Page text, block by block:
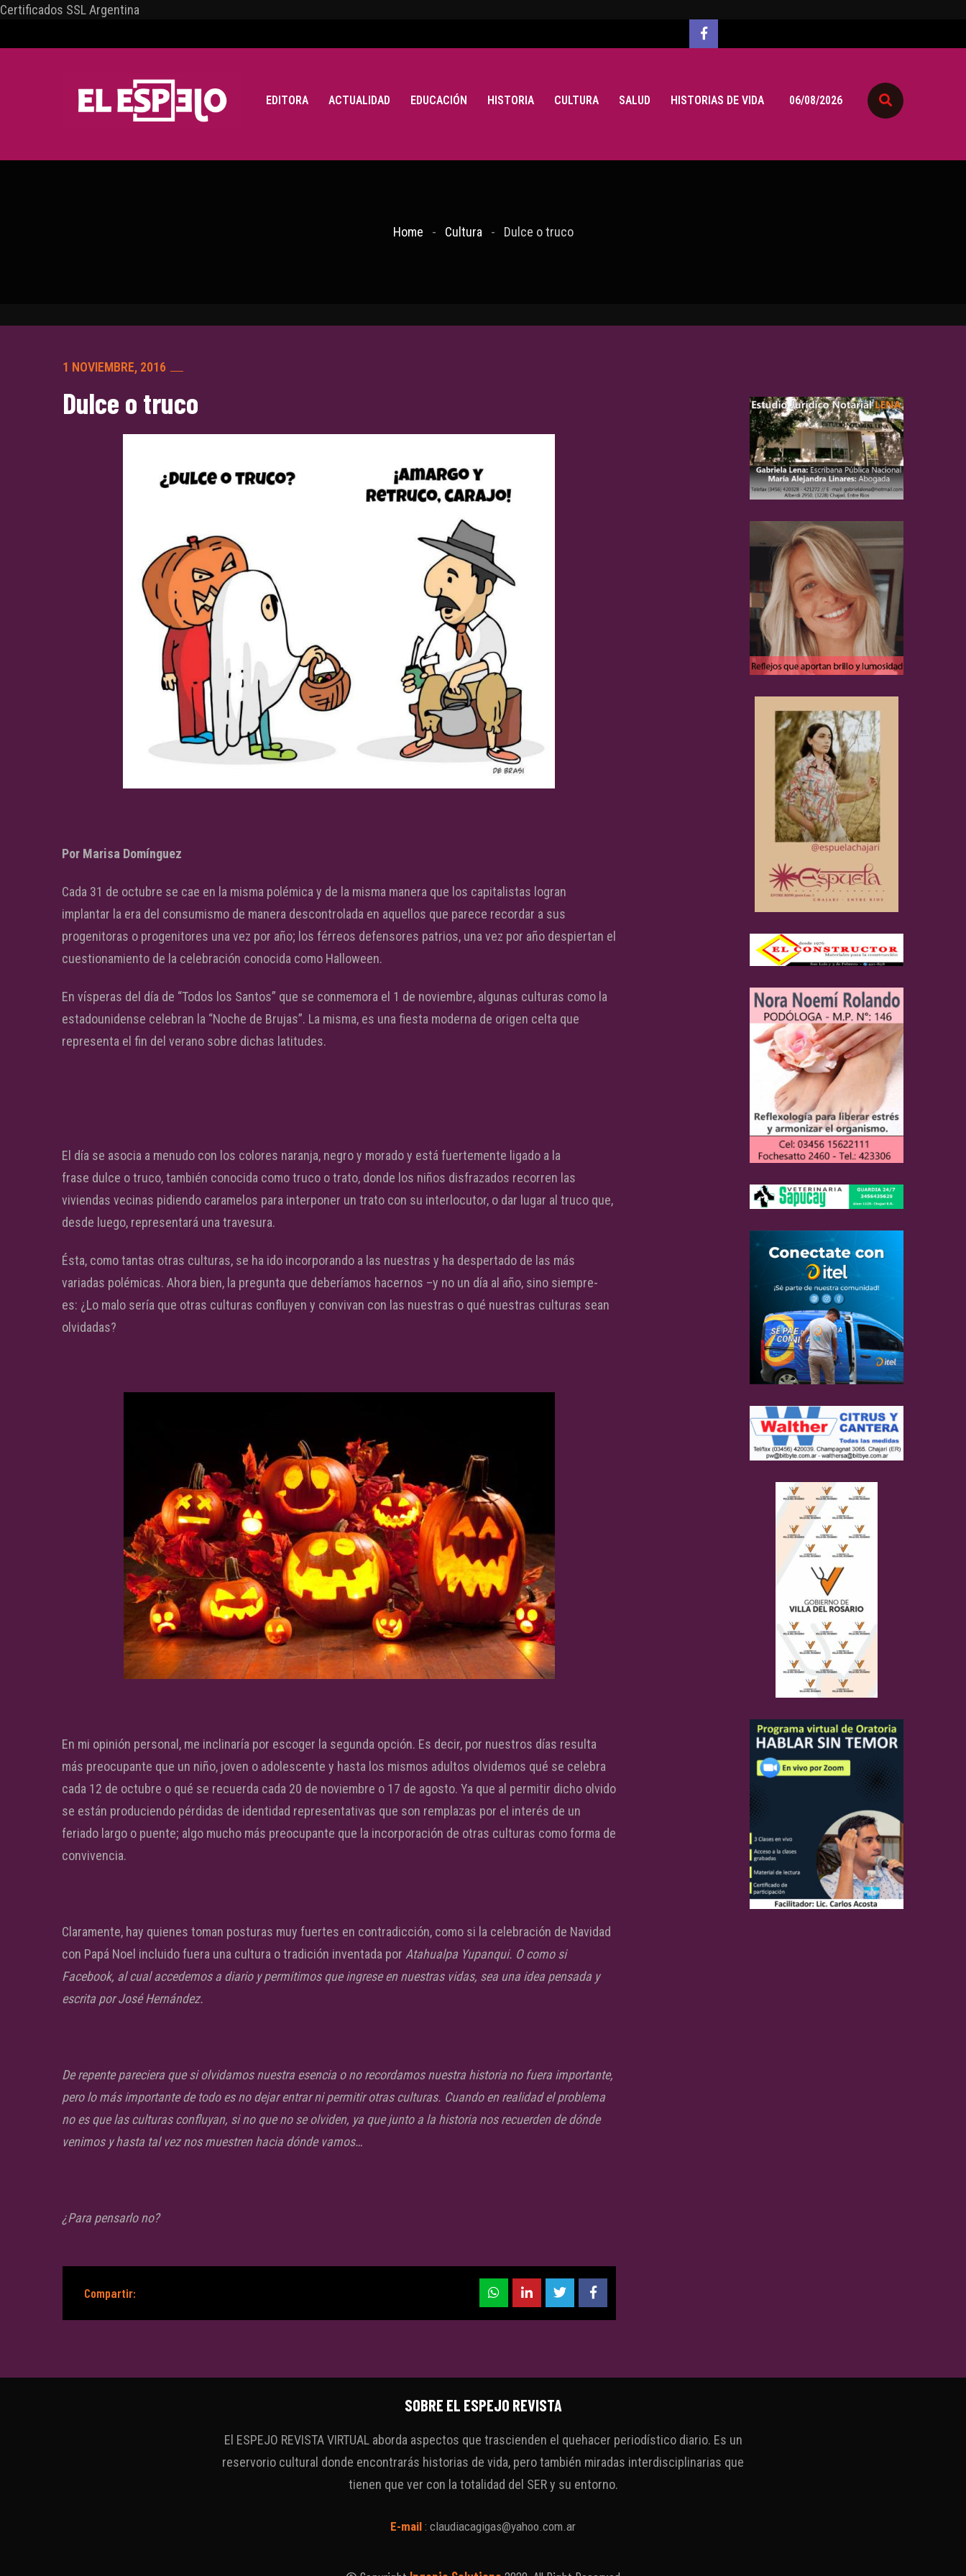
Certificados SSL Argentina
EDITORA ACTUALIDAD EDUCACIÓN HISTORIA CULTURA SALUD HISTORIAS DE VIDA 06/08/2026
Home Cultura Dulce o truco
1 NOVIEMBRE, 2016
Dulce o truco
Por Marisa Domínguez
Cada 31 de octubre se cae en la misma polémica y de la misma manera que los capitalistas logran
implantar la era del consumismo de manera descontrolada en aquellos que parece recordar a sus
progenitoras o progenitores una vez por año; los férreos defensores patrios, una vez por año despiertan el
cuestionamiento de la celebración conocida como Halloween.
En vísperas del día de “Todos los Santos” que se conmemora el 1 de noviembre, algunas culturas como la
estadounidense celebran la “Noche de Brujas”. La misma, es una fiesta moderna de origen celta que
representa el fin del verano sobre dichas latitudes.
El día se asocia a menudo con los colores naranja, negro y morado y está fuertemente ligado a la
frase dulce o truco, también conocida como truco o trato, donde los niños disfrazados recorren las
viviendas vecinas pidiendo caramelos para interponer un trato con su interlocutor, o dar lugar al truco que,
desde luego, representará una travesura.
Ésta, como tantas otras culturas, se ha ido incorporando a las nuestras y ha despertado de las más
variadas polémicas. Ahora bien, la pregunta que deberíamos hacernos –y no un día al año, sino siempre-
es: ¿Lo malo sería que otras culturas confluyen y convivan con las nuestras o qué nuestras culturas sean
olvidadas?
En mi opinión personal, me inclinaría por escoger la segunda opción. Es decir, por nuestros días resulta
más preocupante que un niño, joven o adolescente y hasta los mismos adultos olvidemos qué se celebra
cada 12 de octubre o qué se recuerda cada 20 de noviembre o 17 de agosto. Ya que al permitir dicho olvido
se están produciendo pérdidas de identidad representativas que son remplazas por el interés de un
feriado largo o puente; algo mucho más preocupante que la incorporación de otras culturas como forma de
convivencia.
Claramente, hay quienes toman posturas muy fuertes en contradicción, como si la celebración de Navidad
con Papá Noel incluido fuera una cultura o tradición inventada por Atahualpa Yupanqui. O como si
Facebook, al cual accedemos a diario y permitimos que ingrese en nuestras vidas, sea una idea pensada y
escrita por José Hernández.
De repente pareciera que si olvidamos nuestra esencia o no recordamos nuestra historia no fuera importante,
pero lo más importante de todo es no dejar entrar ni permitir otras culturas. Cuando en realidad el problema
no es que las culturas confluyan, si no que no se olviden, ya que junto a la historia nos recuerden de dónde
venimos y hasta tal vez nos muestren hacia dónde vamos…
¿Para pensarlo no?
Compartir:
SOBRE EL ESPEJO REVISTA
El ESPEJO REVISTA VIRTUAL aborda aspectos que trascienden el quehacer periodístico diario. Es un
reservorio cultural donde encontrarás historias de vida, pero también miradas interdisciplinarias que
tienen que ver con la totalidad del SER y su entorno.
E-mail : claudiacagigas@yahoo.com.ar